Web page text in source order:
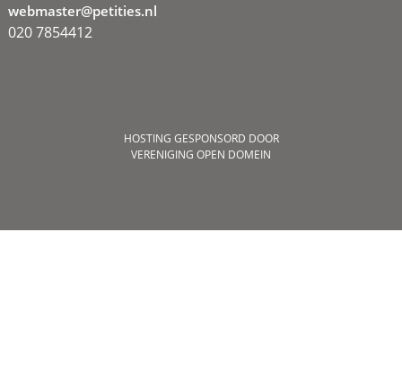
webmaster@petities.nl
020 7854412
HOSTING GESPONSORD DOOR
VERENIGING OPEN DOMEIN